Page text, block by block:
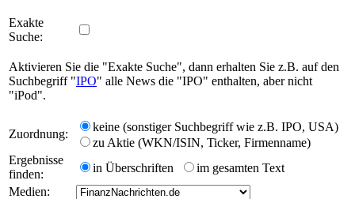
Exakte
Suche:
Aktivieren Sie die "Exakte Suche", dann erhalten Sie z.B. auf den
Suchbegriff "IPO" alle News die "IPO" enthalten, aber nicht
"iPod".
Zuordnung:
keine (sonstiger Suchbegriff wie z.B. IPO, USA)
zu Aktie (WKN/ISIN, Ticker, Firmenname)
Ergebnisse
finden:
in Überschriften
im gesamten Text
Medien: